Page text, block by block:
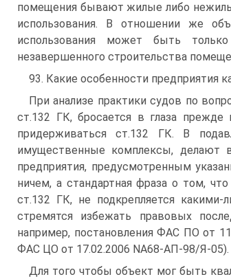
помещения бывают жилые либо
использования. В отношении же
использования может быть
незавершенного строительства
93. Какие особенности предприятия
При анализе практики судов по
ст.132 ГК, бросается в глаза
придерживаться ст.132 ГК. В
имущественные комплексы, делают
предприятия, предусмотренным
ничем, а стандартная фраза о том,
ст.132 ГК, не подкрепляется
стремятся избежать правовых
например, постановления ФАС ПО от
ФАС ЦО от 17.02.2006 NА68-АП-98/Я-05).
Для того чтобы объект мог быть